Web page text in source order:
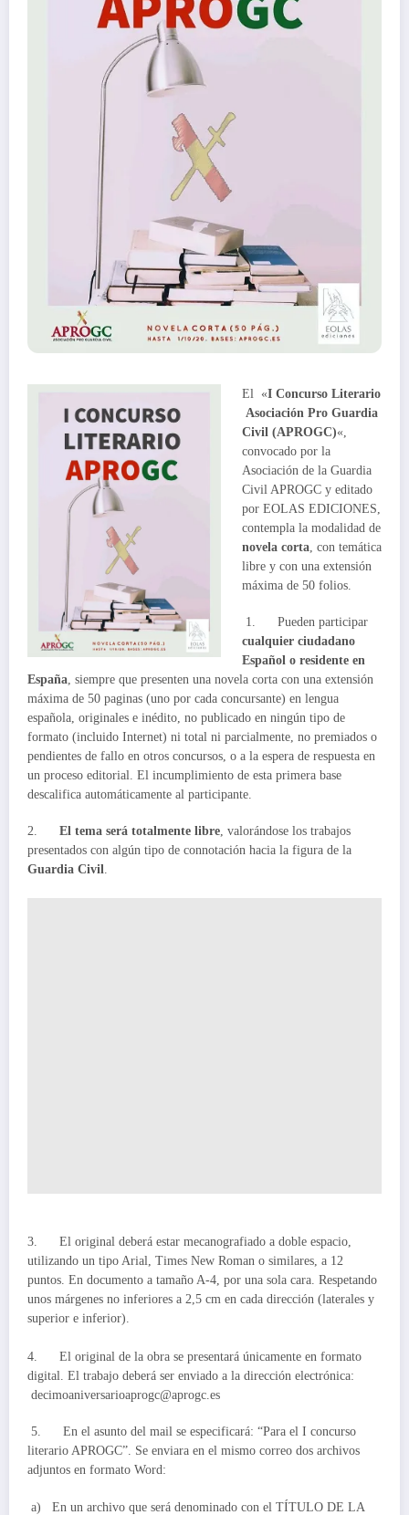
El «I Concurso Literario
Asociación Pro Guardia
Civil (APROGC)«,
convocado por la
Asociación de la Guardia
Civil APROGC y editado
por EOLAS EDICIONES,
contempla la modalidad de
novela corta, con temática
libre y con una extensión
máxima de 50 folios.
1. Pueden participar
cualquier ciudadano
Español o residente en
España , siempre que presenten una novela corta con una extensión
máxima de 50 paginas (uno por cada concursante) en lengua
española, originales e inédito, no publicado en ningún tipo de
formato (incluido Internet) ni total ni parcialmente, no premiados o
pendientes de fallo en otros concursos, o a la espera de respuesta en
un proceso editorial. El incumplimiento de esta primera base
descalifica automáticamente al participante.
2. El tema será totalmente libre, valorándose los trabajos
presentados con algún tipo de connotación hacia la figura de la
Guardia Civil.
3. El original deberá estar mecanografiado a doble espacio,
utilizando un tipo Arial, Times New Roman o similares, a 12
puntos. En documento a tamaño A-4, por una sola cara. Respetando
unos márgenes no inferiores a 2,5 cm en cada dirección (laterales y
superior e inferior).
4. El original de la obra se presentará únicamente en formato
digital. El trabajo deberá ser enviado a la dirección electrónica:
decimoaniversarioaprogc@aprogc.es
5. En el asunto del mail se especificará: “Para el I concurso
literario APROGC”. Se enviara en el mismo correo dos archivos
adjuntos en formato Word:
a) En un archivo que será denominado con el TÍTULO DE LA